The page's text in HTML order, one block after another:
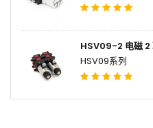
HSV09-2 电磁 2
HSV09系列